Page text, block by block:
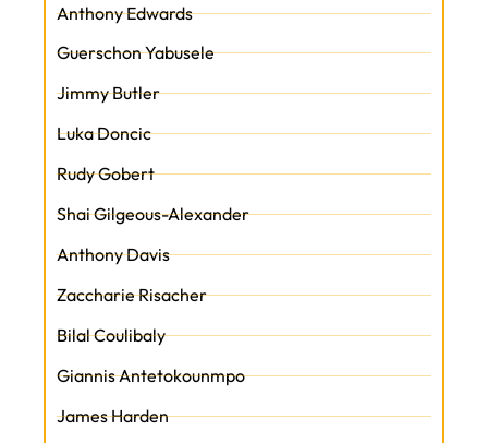
Anthony Edwards
Guerschon Yabusele
Jimmy Butler
Luka Doncic
Rudy Gobert
Shai Gilgeous-Alexander
Anthony Davis
Zaccharie Risacher
Bilal Coulibaly
Giannis Antetokounmpo
James Harden